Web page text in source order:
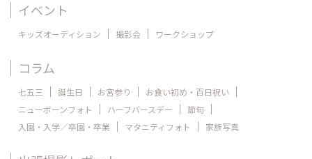
イベント
キッズオーディション 撮影会 ワークショップ
コラム
七五三 誕生日 お宮参り
お食い初め・百日祝い
ニューボーンフォト
ハーフバースデー
節句
入園・入学／卒園・卒業
マタニティフォト 家族写真